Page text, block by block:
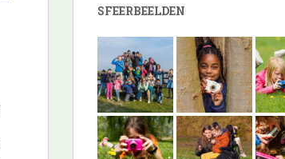
SFEERBEELDEN